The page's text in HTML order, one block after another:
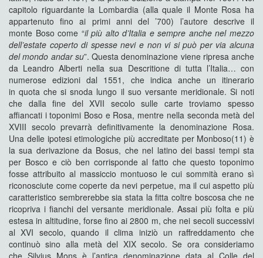
capitolo riguardante la Lombardia (alla quale il Monte Rosa ha
appartenuto fino ai primi anni del ’700) l’autore descrive il
monte Boso come “il più alto d’Italia e sempre anche nel mezzo
dell’estate coperto di spesse nevi e non vi si può per via alcuna
delmondo andar su”. Questa denominazione viene ripresa anche
da Leandro Alberti nella sua Descritione di tutta l’Italia… con
numerose edizioni dal 1551, che indica anche un itinerario
in quota che si snoda lungo il suo versante meridionale. Si noti
che dalla fine del XVII secolo sulle carte troviamo spesso
affiancati i toponimi Boso e Rosa, mentre nella seconda metà del
XVIII secolo prevarrà definitivamente la denominazione Rosa.
Una delle ipotesi etimologiche più accreditate per Monboso(11) è
la sua derivazione da Bosus, che nel latino dei bassi tempi sta
per Bosco e ciò ben corrisponde al fatto che questo toponimo
fosse attribuito al massiccio montuoso le cui sommità erano sì
riconosciute come coperte da nevi perpetue, ma il cui aspetto più
caratteristico sembrerebbe sia stata la fitta coltre boscosa che ne
ricopriva i fianchi del versante meridionale. Assai più folta e più
estesa in altitudine, forse fino ai 2800 m, che nei secoli successivi
al XVI secolo, quando il clima iniziò un raffreddamento che
continuò sino alla metà del XIX secolo. Se ora consideriamo